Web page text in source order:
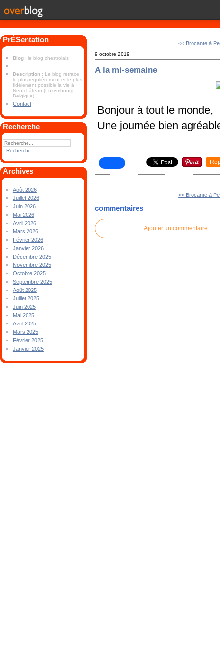
PrÉSentation
Blog : le blog chestrolais
Description : Le blog retrace
le plus régulièrement et le plus
fidèlement possible la vie à
Neufchâteau (Luxembourg-
Belgique).
Contact
Recherche
Archives
Août 2026
Juillet 2026
Juin 2026
Mai 2026
Avril 2026
Mars 2026
Février 2026
Janvier 2026
Décembre 2025
Novembre 2025
Octobre 2025
Septembre 2025
Août 2025
Juillet 2025
Juin 2025
Mai 2025
Avril 2025
Mars 2025
Février 2025
Janvier 2025
<< Brocante à
9 octobre 2019
A la mi-semaine
Bonjour à tout le monde,
Une journée bien
<< Brocante à
commentaires
Ajouter un commentaire